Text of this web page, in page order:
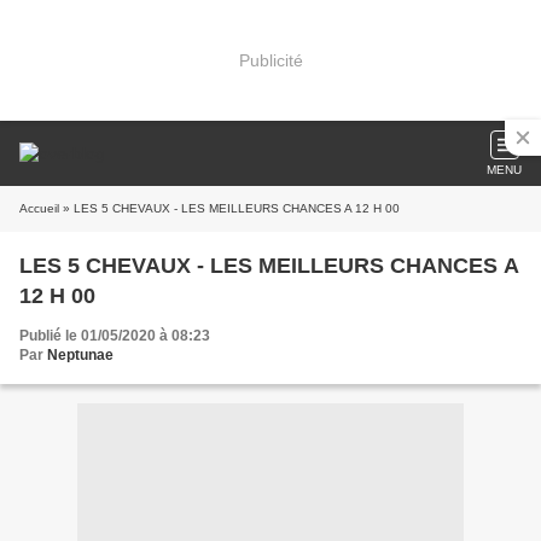
Publicité
MENU
Accueil » LES 5 CHEVAUX - LES MEILLEURS CHANCES A 12 H 00
LES 5 CHEVAUX - LES MEILLEURS CHANCES A
12 H 00
Publié le 01/05/2020 à 08:23
Par Neptunae